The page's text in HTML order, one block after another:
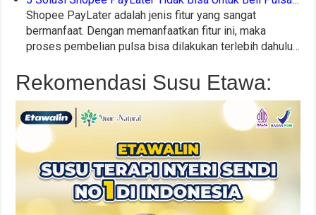
Shopee PayLater adalah jenis fitur yang sangat
bermanfaat. Dengan memanfaatkan fitur ini, maka
proses pembelian pulsa bisa dilakukan terlebih dahulu…
Rekomendasi Susu Etawa: